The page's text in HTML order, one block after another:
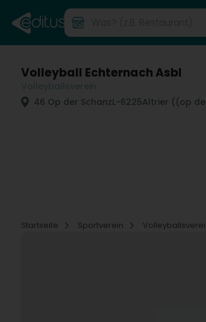
Volleyball Echternach Asbl
46 Op der SchanzL-6225Altrier ((op
Startseite
Sportverein